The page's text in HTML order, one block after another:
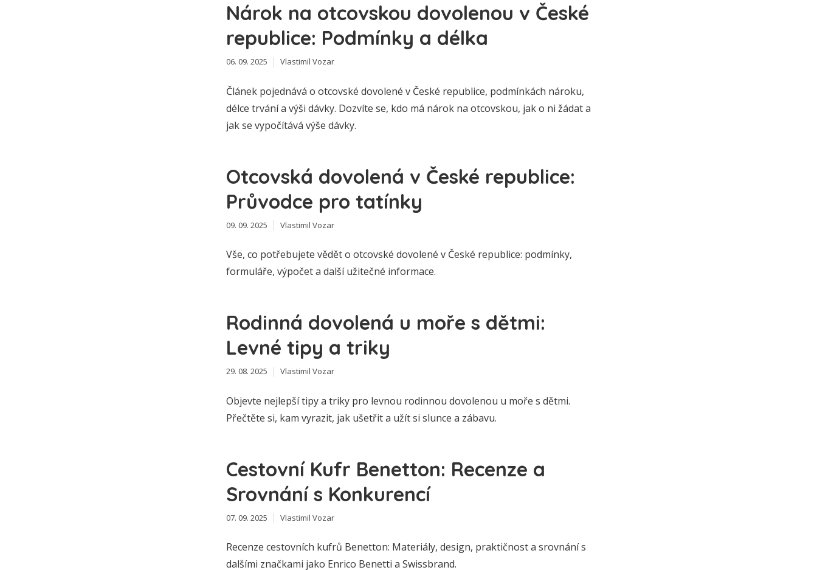
Nárok na otcovskou dovolenou v České
republice: Podmínky a délka
06. 09. 2025 Vlastimil Vozar
Článek pojednává o otcovské dovolené v České republice, podmínkách nároku,
délce trvání a výši dávky. Dozvíte se, kdo má nárok na otcovskou, jak o ni žádat a
jak se vypočítává výše dávky.
Otcovská dovolená v České republice:
Průvodce pro tatínky
09. 09. 2025 Vlastimil Vozar
Vše, co potřebujete vědět o otcovské dovolené v České republice: podmínky,
formuláře, výpočet a další užitečné informace.
Rodinná dovolená u moře s dětmi:
Levné tipy a triky
29. 08. 2025 Vlastimil Vozar
Objevte nejlepší tipy a triky pro levnou rodinnou dovolenou u moře s dětmi.
Přečtěte si, kam vyrazit, jak ušetřit a užít si slunce a zábavu.
Cestovní Kufr Benetton: Recenze a
Srovnání s Konkurencí
07. 09. 2025 Vlastimil Vozar
Recenze cestovních kufrů Benetton: Materiály, design, praktičnost a srovnání s
dalšími značkami jako Enrico Benetti a Swissbrand.